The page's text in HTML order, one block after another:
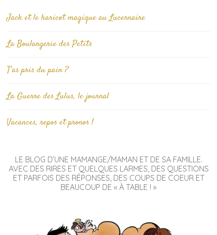
Jack et le haricot magique au Lucernaire
La Boulangerie des Petits
T’as pris du pain ?
La Guerre des Lulus, le journal
Vacances, repos et pronos !
LE BLOG D’UNE MAMANGE/MAMAN ET DE SA FAMILLE.
AVEC DES RIRES ET QUELQUES LARMES, DES QUESTIONS
ET PARFOIS DES RÉPONSES, DES COUPS DE COEUR ET
BEAUCOUP DE « À TABLE ! »